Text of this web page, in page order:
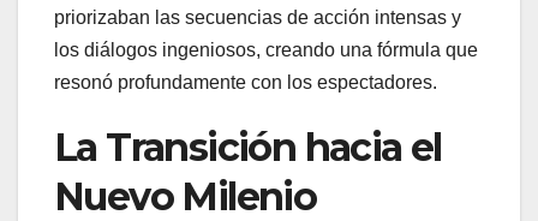
priorizaban las secuencias de acción intensas y
los diálogos ingeniosos, creando una fórmula que
resonó profundamente con los espectadores.
La Transición hacia el
Nuevo Milenio